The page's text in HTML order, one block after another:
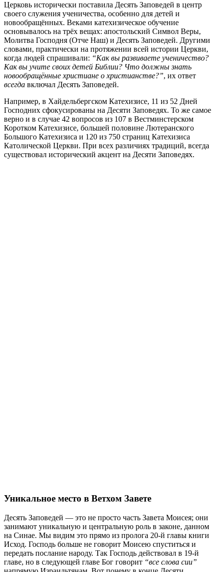
Церковь исторически поставила Десять Заповедей в центр
своего служения ученичества, особенно для детей и
новообращённых. Веками катехизическое обучение
основывалось на трёх вещах: апостольский Символ Веры,
Молитва Господня (Отче Наш) и Десять Заповедей. Другими
словами, практически на протяжении всей истории Церкви,
когда людей спрашивали: “Как вы развиваете ученичество?
Как вы учите своих детей Библии? Что должны знать
новообращённые христиане о христианстве?”, их ответ
всегда включал Десять Заповедей.
Например, в Хайдельбергском Катехизисе, 11 из 52 Дней
Господних сфокусированы на Десяти Заповедях. То же самое
верно и в случае 42 вопросов из 107 в Вестминстерском
Коротком Катехизисе, большей половине Лютеранского
Большого Катехизиса и 120 из 750 страниц Катехизиса
Католической Церкви. При всех различиях традиций, всегда
существовал исторический акцент на Десяти Заповедях.
Уникальное место в Ветхом Завете
Десять Заповедей — это не просто часть Завета Моисея; они
занимают уникальную и центральную роль в законе, данном
на Синае. Мы видим это прямо из пролога 20-й главы книги
Исход. Господь больше не говорит Моисею спуститься и
передать послание народу. Так Господь действовал в 19-й
главе, но в следующей главе Бог говорит “все слова сии”